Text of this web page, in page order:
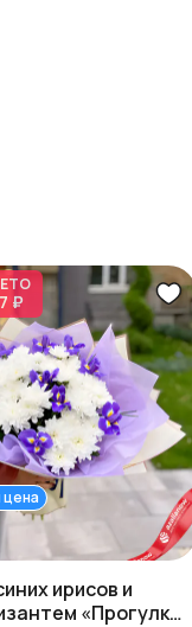
₽
ирисов и
«Прогулка